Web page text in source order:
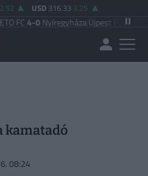
2.52 USD 316.33 3.25
Nyíregyháza|Újpest FC4-2Debreceni
kamatadó
08:24